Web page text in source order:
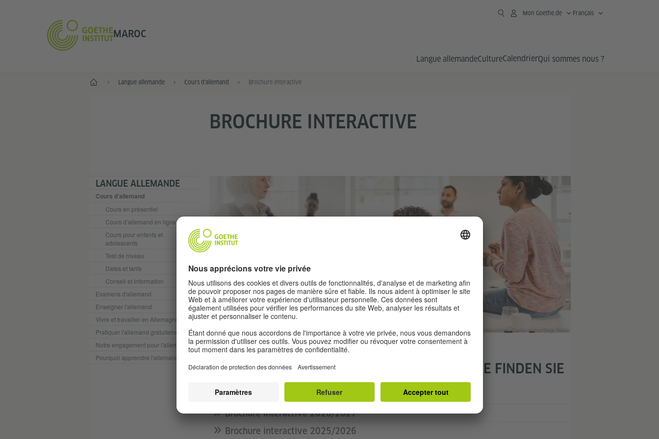
MAROC
Mon Goethe.de Français
Langue allemandeCultureCalendrierQui sommes nous ?
Accueil Langue allemande Cours d'allemand Brochure interactive
LANGUE ALLEMANDE
Cours d'allemand
Cours en présentiel
Cours d’allemand en ligne
Cours pour enfants et
adolescents
Test de niveau
Dates et tarifs
Conseil et information
Examens d'allemand
Enseigner l'allemand
Vivre et travailler en Allemagne
Pratiquer l'allemand gratuitement
Notre engagement pour l'allemand
Pourquoi apprendre l'allemand ?
BROCHURE INTERACTIVE
Foto (Ausschnitt): Goethe-Institut/Sonja Tobias
HIER IN UNSERER INTERAKTIVEN BROSCHÜRE FINDEN SIE
DAS AKTUELLE KURSANGEBOT.
Brochure interactive 2026/2027
Brochure interactive 2025/2026